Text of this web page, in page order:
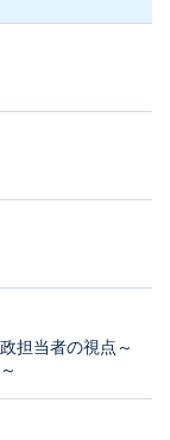
担当者の視点～